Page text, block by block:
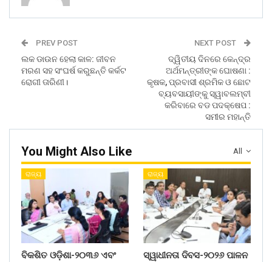
PREV POST
ଲକ ଡାଉନ ହେଲା କାଳ: ଜୀବନ
ମରଣ ସହ ସଂଘର୍ଷ କରୁଛନ୍ତି କର୍କଟ
ରୋଗୀ ତାରିଣୀ।
NEXT POST
ଦ୍ୱିତୀୟ ଦିନରେ କେନ୍ଦ୍ର
ଅର୍ଥମନ୍ତ୍ରୀଙ୍କ ଘୋଷଣା :
କୃଷକ, ପ୍ରବାସୀ ଶ୍ରମିକ ଓ ଛୋଟ
ବ୍ୟବସାୟୀଙ୍କୁ ସ୍ୱାବଲମ୍ବୀ
କରିବାରେ ବଡ ପଦକ୍ଷେପ :
ସମୀର ମହାନ୍ତି
All
You Might Also Like
ରାଜ୍ୟ
ବିକଶିତ ଓଡ଼ିଶା-୨୦୩୬ ଏବଂ
ରାଜ୍ୟ
ସ୍ୱାଧୀନତା ଦିବସ-୨୦୨୬ ପାଳନ